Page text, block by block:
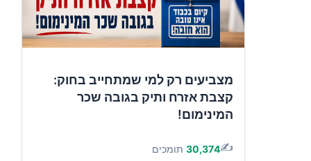
מצביעים רק למי שמתחייב בחוק:
קצבת אזרח ותיק בגובה שכר
המינימום!
✍️
30,374 תומכים